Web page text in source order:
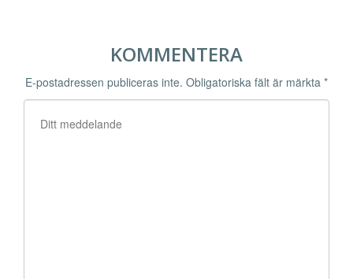
KOMMENTERA
E-postadressen publiceras inte. Obligatoriska fält är märkta *